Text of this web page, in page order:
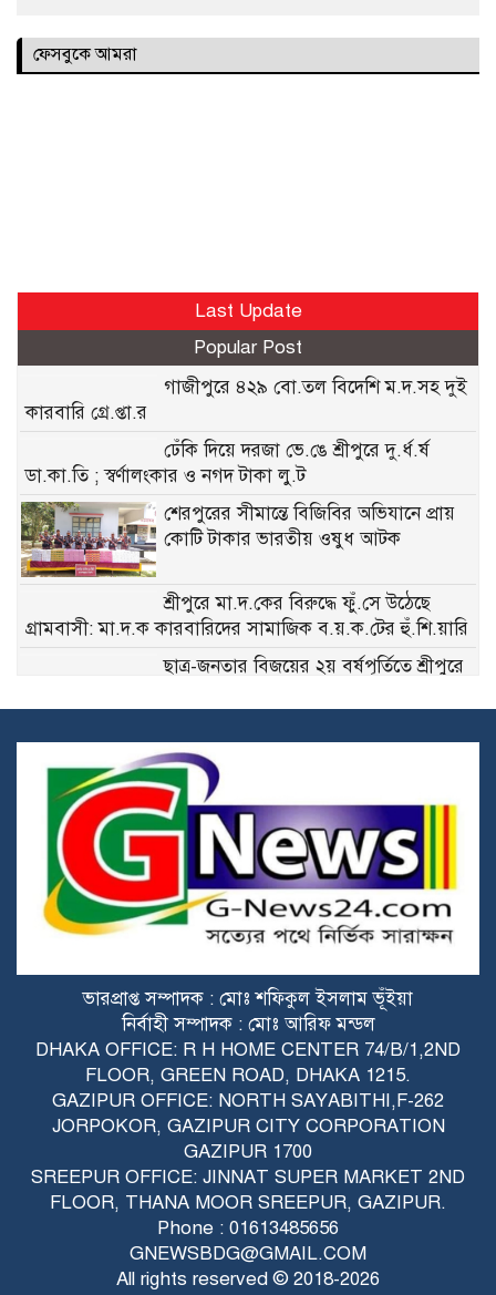
ফেসবুকে আমরা
Last Update
Popular Post
গাজীপুরে ৪২৯ বো.তল বিদেশি ম.দ.সহ দুই
কারবারি গ্রে.প্তা.র
ঢেঁকি দিয়ে দরজা ভে.ঙে শ্রীপুরে দু.র্ধ.র্ষ
ডা.কা.তি ; স্বর্ণালংকার ও নগদ টাকা লু.ট
শেরপুরের সীমান্তে বিজিবির অভিযানে প্রায়
কোটি টাকার ভারতীয় ওষুধ আটক
শ্রীপুরে মা.দ.কের বিরুদ্ধে ফুঁ.সে উঠেছে
গ্রামবাসী: মা.দ.ক কারবারিদের সামাজিক ব.য়.ক.টের হুঁ.শি.য়ারি
ছাত্র-জনতার বিজয়ের ২য় বর্ষপূর্তিতে শ্রীপুরে
বোতল ফে.ন.সি.ডি.ল পাচারকালে আ.ট.ক ১
৩৬ জুলাই গণ-অভ্যুত্থানের শহীদ ও
আহতদের প্রতি গাজীপুর সিটি প্রশাসকের
গাজীপুরে যথাযোগ্য মর্যাদায় ‘জুলাই
গণঅভ্যুত্থান দিবস’ পালিত
টঙ্গীর হাজী মাজার বস্তিতে জিএমপির সাঁড়াশি
অ.ভি.যান: বিপুল পরিমাণ হি.রো.ইন, দেশীয়
অ.স্ত্র ও নগদ টাকাসহ গ্রে.প্তা.র ২
শ্রীপুরে পি.স্ত.ল সদৃশ লাইটার দেখিয়ে টিকটক
ও যৌ.তু.কের জন্য স্ত্রীকে নি.র্যা.ত.ন: যুবক
গ্রে.প্তা.র
ভারপ্রাপ্ত সম্পাদক : মোঃ শফিকুল ইসলাম ভূঁইয়া
নির্বাহী সম্পাদক : মোঃ আরিফ মন্ডল
DHAKA OFFICE: R H HOME CENTER 74/B/1,2ND
FLOOR, GREEN ROAD, DHAKA 1215.
GAZIPUR OFFICE: NORTH SAYABITHI,F-262
JORPOKOR, GAZIPUR CITY CORPORATION
GAZIPUR 1700
SREEPUR OFFICE: JINNAT SUPER MARKET 2ND
FLOOR, THANA MOOR SREEPUR, GAZIPUR.
Phone : 01613485656
GNEWSBDG@GMAIL.COM
All rights reserved © 2018-2026